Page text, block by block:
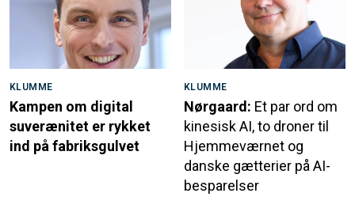
KLUMME
Kampen om digital
suverænitet er rykket
ind på fabriksgulvet
KLUMME
Nørgaard: Et par ord om
kinesisk AI, to droner til
Hjemmeværnet og
danske gætterier på AI-
besparelser